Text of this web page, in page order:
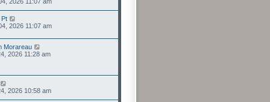
2026 11:07 am
Pt
2026 11:07 am
Morareau
2026 11:28 am
2026 10:58 am